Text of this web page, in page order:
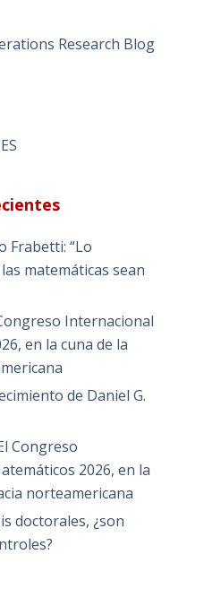
Research Blog
Frabetti: “Lo
matemáticas sean
Internacional
en la cuna de la
de Daniel G.
Congreso
2026, en la
norteamericana
doctorales, ¿son